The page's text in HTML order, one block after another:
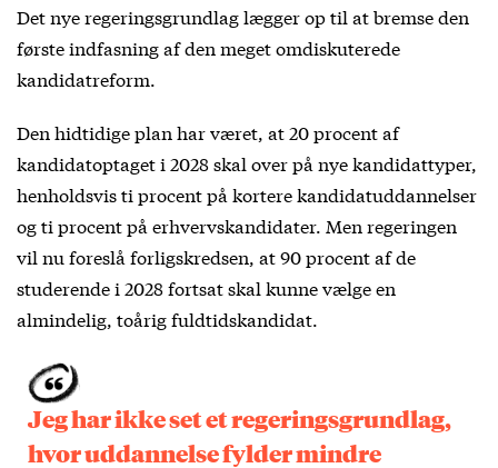
Det nye regeringsgrundlag lægger op til at bremse den
første indfasning af den meget omdiskuterede
kandidatreform.
Den hidtidige plan har været, at 20 procent af
kandidatoptaget i 2028 skal over på nye kandidattyper,
henholdsvis ti procent på kortere kandidatuddannelser
og ti procent på erhvervskandidater. Men regeringen
vil nu foreslå forligskredsen, at 90 procent af de
studerende i 2028 fortsat skal kunne vælge en
almindelig, toårig fuldtidskandidat.
Jeg har ikke set et regeringsgrundlag,
hvor uddannelse fylder mindre